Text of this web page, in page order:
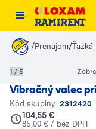
/Prenájom/Ťažká
Vibračný valec
Kód skupiny: 2312420
104,55 €
85,00 € / bez DPH
1 / 5